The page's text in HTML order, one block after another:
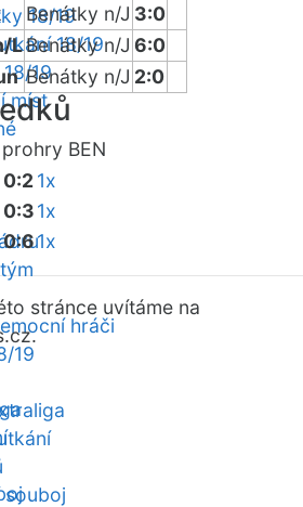
18/19
18/19
19
míst
hráči
19
souboj
Benátky n/J 3:0
LBenátky n/J 6:0
Benátky n/J 2:0
prohry BEN
0:21x
0:31x
0:61x
stránce uvítáme na